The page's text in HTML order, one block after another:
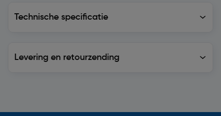
Technische specificatie
Levering en retourzending